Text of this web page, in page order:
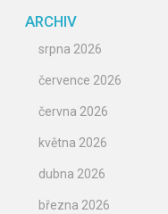
ARCHIV
srpna 2026
července 2026
června 2026
května 2026
dubna 2026
března 2026